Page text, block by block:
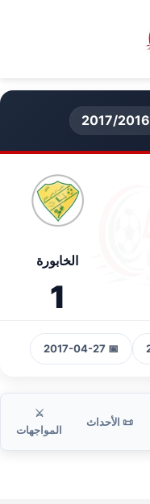
2017/2016
الخابورة
1
📅 2017-04-27
📜 الأحداث
⚔️
المواجهات